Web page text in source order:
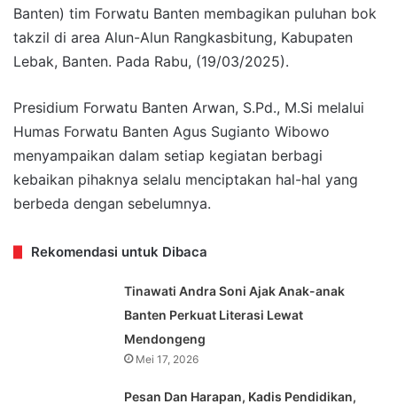
Banten) tim Forwatu Banten membagikan puluhan bok
takzil di area Alun-Alun Rangkasbitung, Kabupaten
Lebak, Banten. Pada Rabu, (19/03/2025).
Presidium Forwatu Banten Arwan, S.Pd., M.Si melalui
Humas Forwatu Banten Agus Sugianto Wibowo
menyampaikan dalam setiap kegiatan berbagi
kebaikan pihaknya selalu menciptakan hal-hal yang
berbeda dengan sebelumnya.
Rekomendasi untuk Dibaca
Tinawati Andra Soni Ajak Anak-anak
Banten Perkuat Literasi Lewat
Mendongeng
Mei 17, 2026
Pesan Dan Harapan, Kadis Pendidikan,